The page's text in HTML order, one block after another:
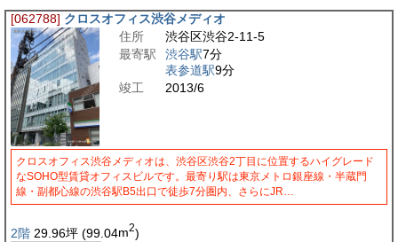
[062788] クロスオフィス渋谷メディオ
住所
渋谷区渋谷2-11-5
最寄駅
渋谷駅7分
表参道駅9分
竣工
2013/6
クロスオフィス渋谷メディオは、渋谷区渋谷2丁目に位置するハイグレード
なSOHO型賃貸オフィスビルです。最寄り駅は東京メトロ銀座線・半蔵門
線・副都心線の渋谷駅B5出口で徒歩7分圏内、さらにJR…
2階 29.96坪 (99.04m2)